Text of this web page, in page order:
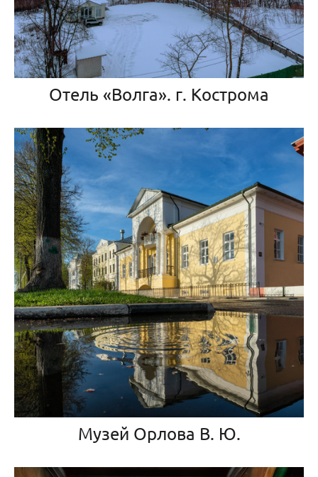
Отель «Волга». г. Кострома
Музей Орлова В. Ю.